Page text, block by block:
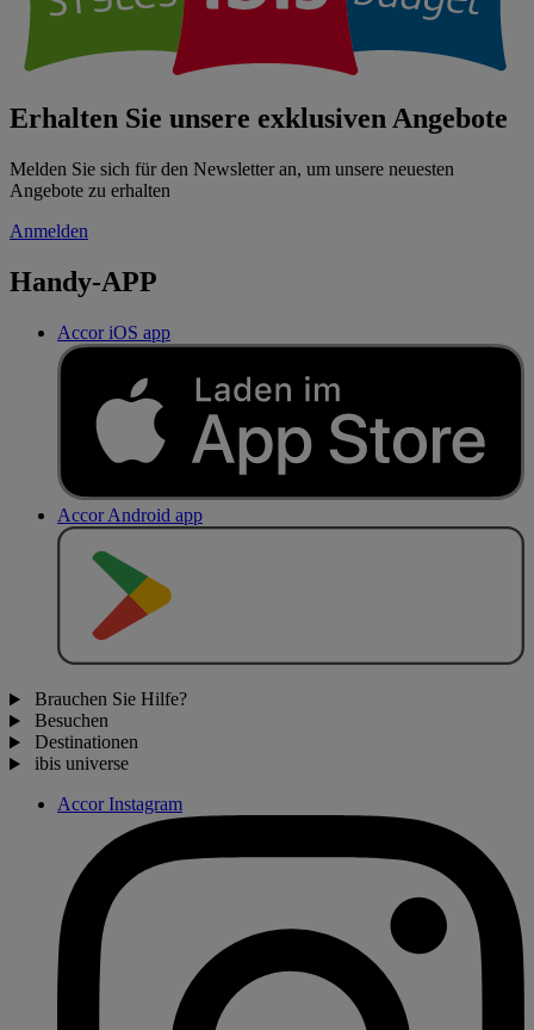
Erhalten Sie unsere exklusiven Angebote
Melden Sie sich für den Newsletter an, um unsere neuesten
Angebote zu erhalten
Anmelden
Handy-APP
Accor iOS app
Accor Android app
Brauchen Sie Hilfe?
Besuchen
Destinationen
ibis universe
Accor Instagram